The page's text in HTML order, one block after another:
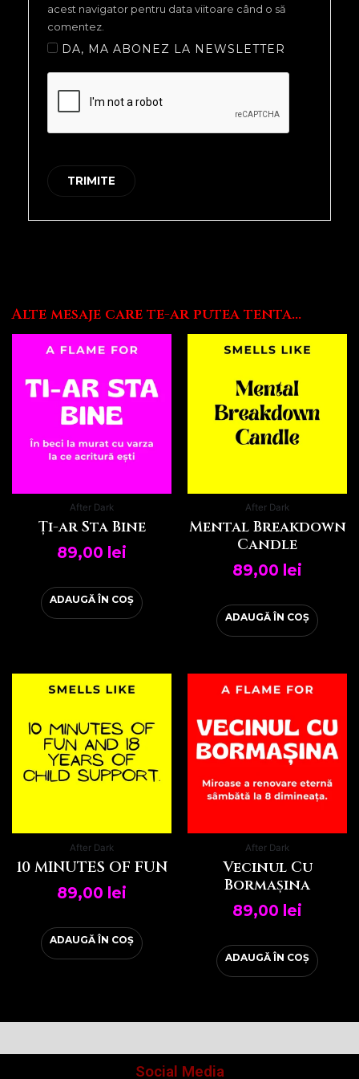
acest navigator pentru data viitoare când o să
comentez.
DA, MA ABONEZ LA NEWSLETTER
Alte mesaje care te-ar putea tenta...
After Dark
Ți-ar Sta Bine
89,00 lei
ADAUGĂ ÎN COȘ
After Dark
Mental Breakdown
Candle
89,00 lei
ADAUGĂ ÎN COȘ
After Dark
10 MINUTES OF FUN
89,00 lei
ADAUGĂ ÎN COȘ
After Dark
Vecinul Cu
Bormașina
89,00 lei
ADAUGĂ ÎN COȘ
Social Media